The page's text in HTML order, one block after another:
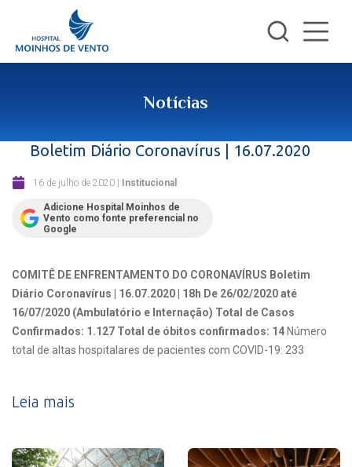
Notícias
Boletim Diário Coronavírus | 16.07.2020
16 de julho de 2020 | Institucional
Adicione Hospital Moinhos de
Vento como fonte preferencial no
Google
COMITÊ DE ENFRENTAMENTO DO CORONAVÍRUS Boletim
Diário Coronavírus | 16.07.2020 | 18h De 26/02/2020 até
16/07/2020 (Ambulatório e Internação) Total de Casos
Confirmados: 1.127 Total de óbitos confirmados: 14 Número
total de altas hospitalares de pacientes com COVID-19: 233
Leia mais